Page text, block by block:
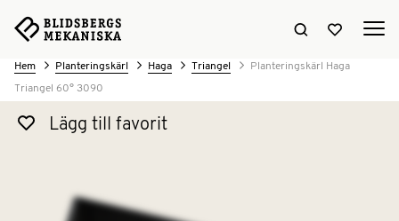
Sök hemsidan
Visa
Hem Planteringskärl Haga Triangel Planteringskärl Haga
Triangel 60° 3090
Lägg till favorit